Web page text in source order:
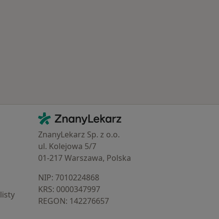
Kontakt
ZnanyLekarz - Strona główna
ZnanyLekarz Sp. z o.o.
ul. Kolejowa 5/7
01-217 Warszawa, Polska
NIP: ⁠7010224868
KRS: ⁠0000347997
REGON: ⁠142276657